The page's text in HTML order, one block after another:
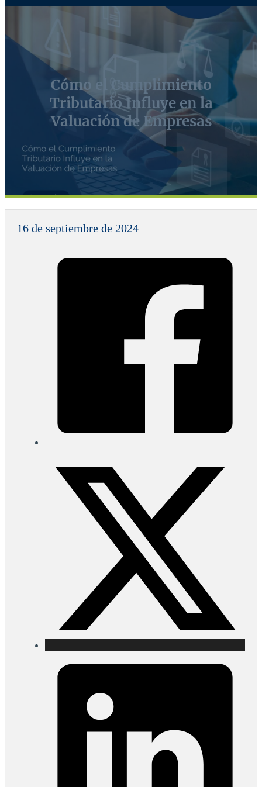
Cómo el Cumplimiento
Tributario Influye en la
Valuación de Empresas
16 de septiembre de 2024